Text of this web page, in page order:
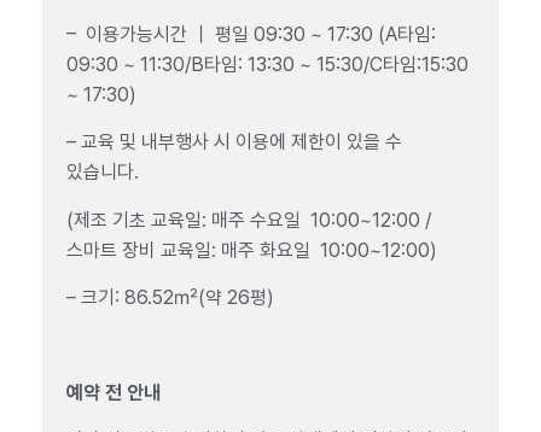
– 이용가능시간 ｜ 평일 09:30 ~ 17:30 (A타임:
09:30 ~ 11:30/B타임: 13:30 ~ 15:30/C타임:15:30
~ 17:30)
– 교육 및 내부행사 시 이용에 제한이 있을 수
있습니다.
(제조 기초 교육일: 매주 수요일 10:00~12:00 /
스마트 장비 교육일: 매주 화요일 10:00~12:00)
– 크기: 86.52㎡(약 26평)
예약 전 안내